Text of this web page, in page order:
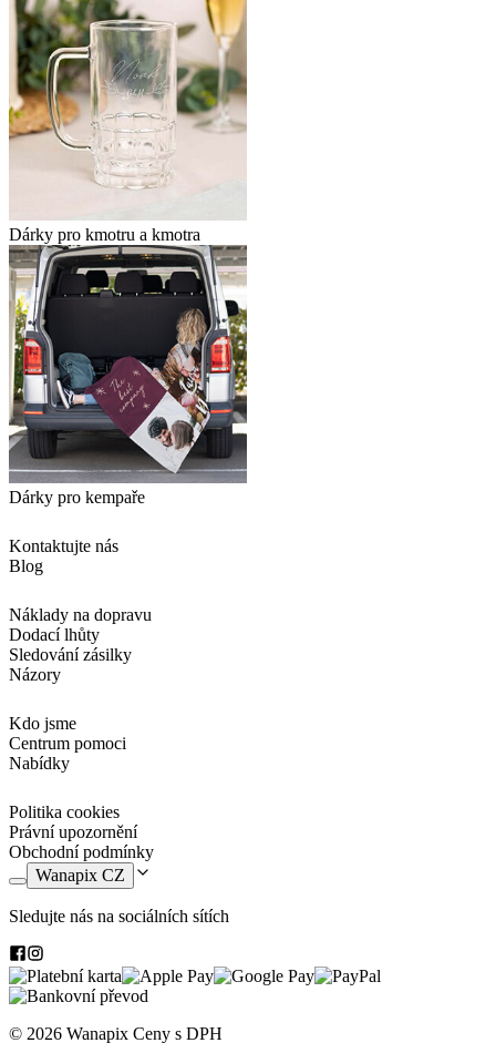
Dárky pro kmotru a kmotra
Dárky pro kempaře
Kontaktujte nás
Blog
Náklady na dopravu
Dodací lhůty
Sledování zásilky
Názory
Kdo jsme
Centrum pomoci
Nabídky
Politika cookies
Právní upozornění
Obchodní podmínky
Wanapix CZ
Sledujte nás na sociálních sítích
© 2026 Wanapix Ceny s DPH